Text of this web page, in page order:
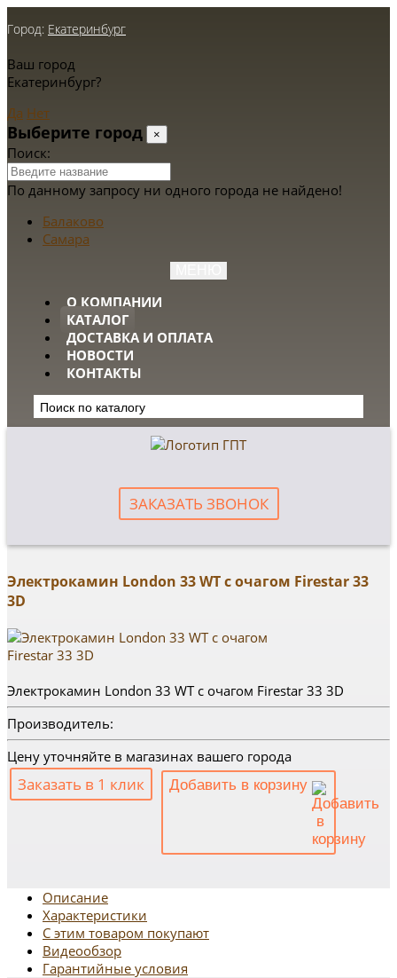
Город: Екатеринбург
Ваш город
Екатеринбург?
Да Нет
Выберите город ×
Поиск:
По данному запросу ни одного города не найдено!
Балаково
Самара
О КОМПАНИИ
КАТАЛОГ
ДОСТАВКА И ОПЛАТА
НОВОСТИ
КОНТАКТЫ
ЗАКАЗАТЬ ЗВОНОК
Электрокамин London 33 WT с очагом Firestar 33
3D
Электрокамин London 33 WT с очагом Firestar 33 3D
Производитель:
Цену уточняйте в магазинах вашего города
Заказать в 1 клик Добавить в корзину
Описание
Характеристики
С этим товаром покупают
Видеообзор
Гарантийные условия